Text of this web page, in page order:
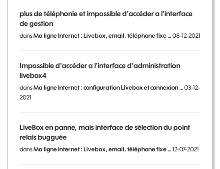
plus de téléphonie et impossible d'accéder a l'interface
de gestion
dansMa ligne Internet : Livebox, email, téléphone fixe … 08-12-2021
Impossible d'accéder a l'interface d'administration
livebox4
dansMa ligne Internet : configuration Livebox et connexion … 03-12-
2021
LiveBox en panne, mais interface de sélection du point
relais bugguée
dansMa ligne Internet : Livebox, email, téléphone fixe … 12-07-2021